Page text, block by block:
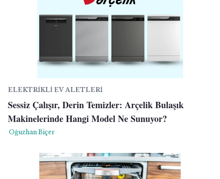
ELEKTRIKLI EV ALETLERI
Sessiz Çalışır, Derin Temizler: Arçelik Bulaşık
Makinelerinde Hangi Model Ne Sunuyor?
Oğuzhan Biçer